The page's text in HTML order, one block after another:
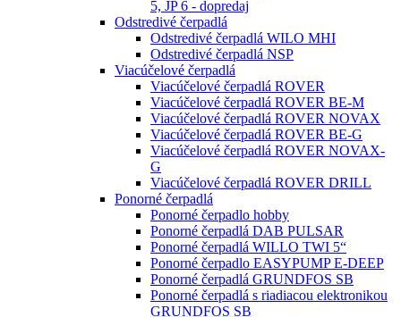
5, JP 6 - dopredaj
Odstredivé čerpadlá
Odstredivé čerpadlá WILO MHI
Odstredivé čerpadlá NSP
Viacúčelové čerpadlá
Viacúčelové čerpadlá ROVER
Viacúčelové čerpadlá ROVER BE-M
Viacúčelové čerpadlá ROVER NOVAX
Viacúčelové čerpadlá ROVER BE-G
Viacúčelové čerpadlá ROVER NOVAX-
G
Viacúčelové čerpadlá ROVER DRILL
Ponorné čerpadlá
Ponorné čerpadlo hobby
Ponorné čerpadlá DAB PULSAR
Ponorné čerpadlá WILLO TWI 5“
Ponorné čerpadlo EASYPUMP E-DEEP
Ponorné čerpadlá GRUNDFOS SB
Ponorné čerpadlá s riadiacou elektronikou
GRUNDFOS SB